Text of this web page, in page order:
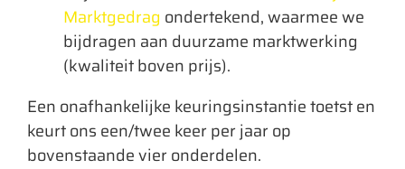
Marktgedrag ondertekend, waarmee we
bijdragen aan duurzame marktwerking
(kwaliteit boven prijs).
Een onafhankelijke keuringsinstantie toetst en
keurt ons een/twee keer per jaar op
bovenstaande vier onderdelen.